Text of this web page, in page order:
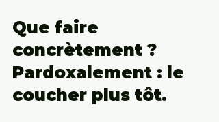
Que faire
concrètement ?
Pardoxalement : le
coucher plus tôt.